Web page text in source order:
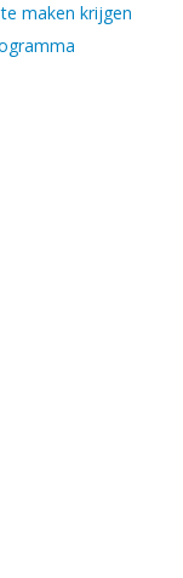
maken krijgen